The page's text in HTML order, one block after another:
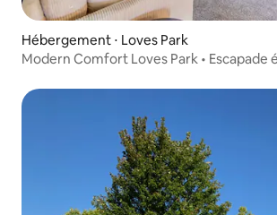
Hébergement ⋅ Loves Park
Modern Comfort Loves Park • Escapade